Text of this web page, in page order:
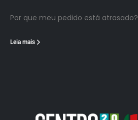
Por que meu pedido está atrasado?
Leia mais